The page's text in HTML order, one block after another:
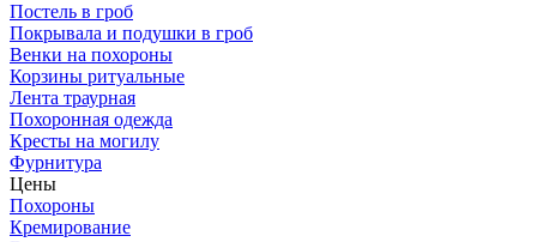
Постель в гроб
Покрывала и подушки в гроб
Венки на похороны
Корзины ритуальные
Лента траурная
Похоронная одежда
Кресты на могилу
Фурнитура
Цены
Похороны
Кремирование